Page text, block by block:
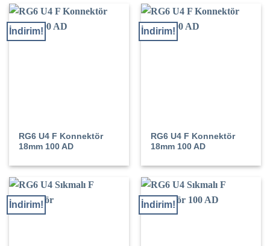
İndirim!
RG6 U4 F Konnektör
18mm 100 AD
İndirim!
RG6 U4 F Konnektör
18mm 100 AD
İndirim! İndirim!